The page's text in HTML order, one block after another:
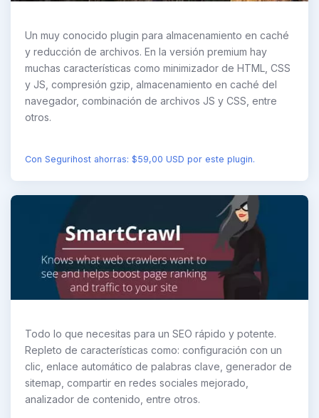
Un muy conocido plugin para almacenamiento en caché
y reducción de archivos. En la versión premium hay
muchas características como minimizador de HTML, CSS
y JS, compresión gzip, almacenamiento en caché del
navegador, combinación de archivos JS y CSS, entre
otros.
Con Segurihost ahorras: $59,00 USD por este plugin.
Todo lo que necesitas para un SEO rápido y potente.
Repleto de características como: configuración con un
clic, enlace automático de palabras clave, generador de
sitemap, compartir en redes sociales mejorado,
analizador de contenido, entre otros.